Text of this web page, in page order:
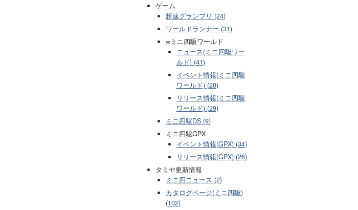
ゲーム
超速グランプリ (24)
ワールドランナー (31)
∞ミニ四駆ワールド
ニュース(ミニ四駆ワー
ルド) (41)
イベント情報(ミニ四駆
ワールド) (20)
リリース情報(ミニ四駆
ワールド) (29)
ミニ四駆DS (9)
ミニ四駆GPX
イベント情報(GPX) (34)
リリース情報(GPX) (26)
タミヤ更新情報
ミニ四ニュース (2)
カタログページ(ミニ四駆)
(102)